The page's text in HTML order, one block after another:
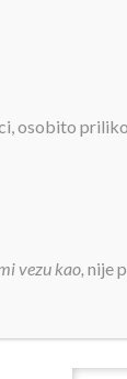
osobito
vezu kao, nije